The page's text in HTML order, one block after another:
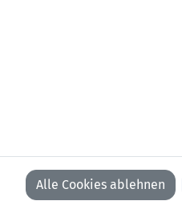
Alle Cookies ablehnen